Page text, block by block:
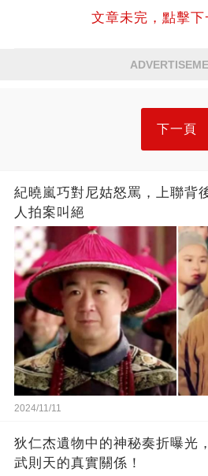
文章未完，點擊下
下一頁
紀曉嵐巧對尼姑怒罵，上聯背
人拍案叫絕
2024/11/11
狄仁杰遺物中的神秘奏折曝光
武則天的真實關係！